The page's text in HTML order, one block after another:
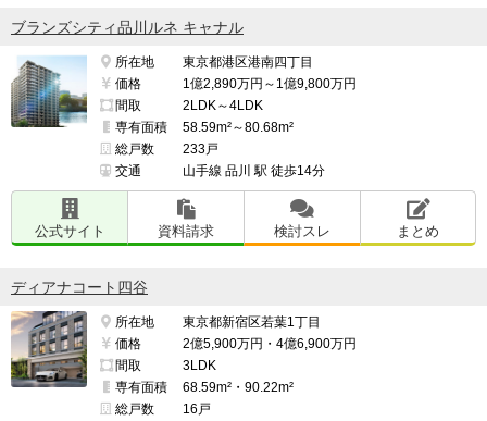
ブランズシティ品川ルネ キャナル
所在地
東京都港区港南四丁目
価格
1億2,890万円～1億9,800万円
間取
2LDK～4LDK
専有面積
58.59m²～80.68m²
総戸数
233戸
交通
山手線 品川 駅 徒歩14分
公式サイト 資料請求 検討スレ まとめ
ディアナコート四谷
所在地
東京都新宿区若葉1丁目
価格
2億5,900万円・4億6,900万円
間取
3LDK
専有面積
68.59m²・90.22m²
総戸数
16戸